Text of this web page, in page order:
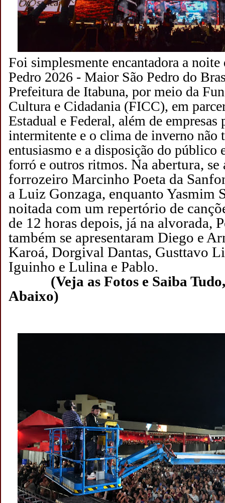
Foi simplesmente encantadora a noite
Pedro 2026 - Maior São Pedro do
Prefeitura de Itabuna, por meio da
Cultura e Cidadania (FICC), em
Estadual e Federal, além de empresas
intermitente e o clima de inverno não
entusiasmo e a disposição do público
forró e outros ritmos. Na abertura, se
forrozeiro Marcinho Poeta da
a Luiz Gonzaga, enquanto Yasmim
noitada com um repertório de
de 12 horas depois, já na alvorada,
também se apresentaram Diego e
Karoá, Dorgival Dantas, Gusttavo
Iguinho e Lulina e Pablo.
(Veja as Fotos e Saiba Tudo,
Abaixo)